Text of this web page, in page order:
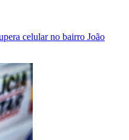
celular no bairro João